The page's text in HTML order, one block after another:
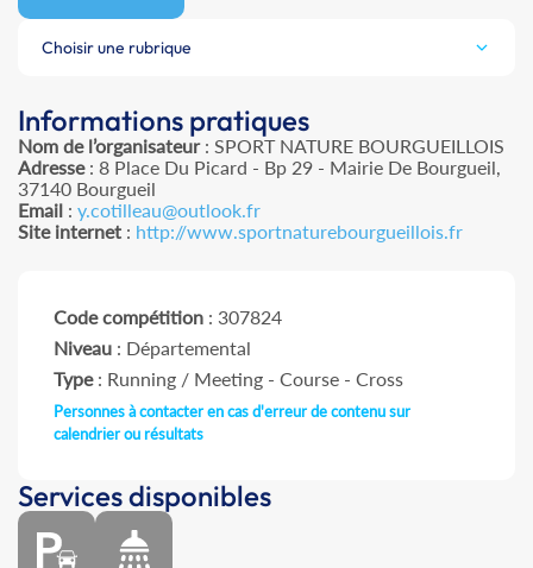
Choisir une rubrique
Informations pratiques
Nom de l’organisateur: SPORT NATURE BOURGUEILLOIS
Adresse: 8 Place Du Picard - Bp 29 - Mairie De Bourgueil,
37140 Bourgueil
Email : y.cotilleau@outlook.fr
Site internet : http://www.sportnaturebourgueillois.fr
Code compétition : 307824
Niveau : Départemental
Type: Running / Meeting - Course - Cross
Personnes à contacter en cas d'erreur de contenu sur
calendrier ou résultats
Services disponibles